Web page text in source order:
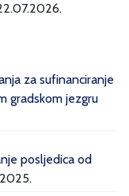
za sufinanciranje
gradskom jezgru
posljedica od